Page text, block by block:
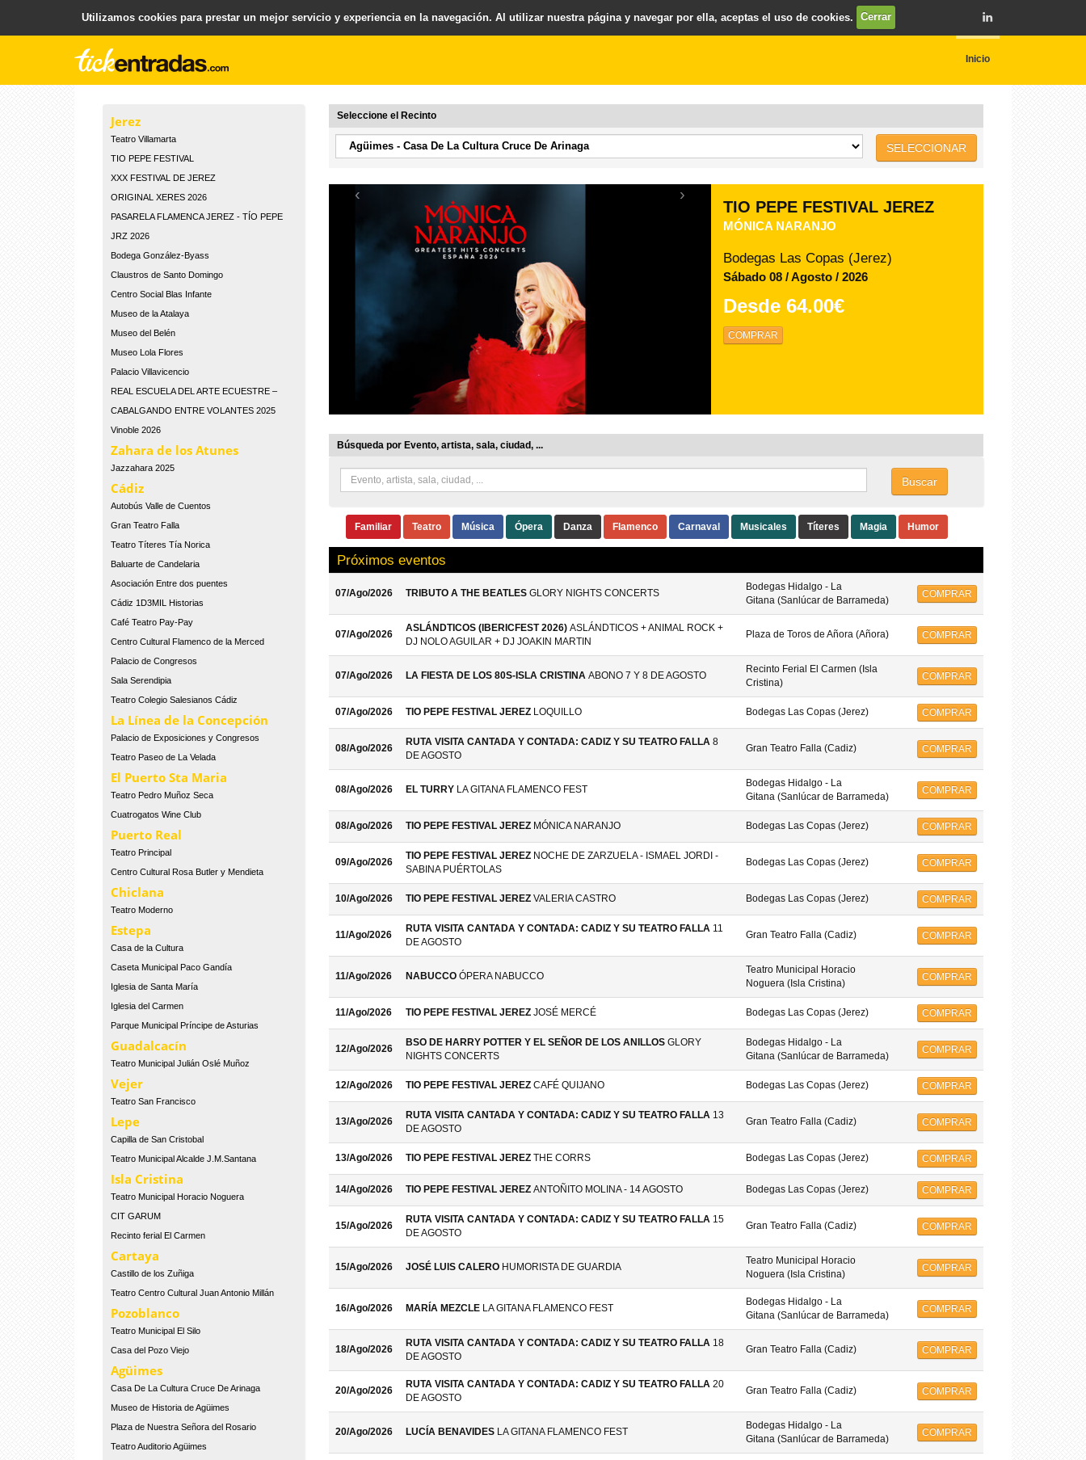
Plataforma para la Venta y Gestion de Entradas .
Inicio
Jerez
Teatro Villamarta
TIO PEPE FESTIVAL
XXX FESTIVAL DE JEREZ
ORIGINAL XERES 2026
PASARELA FLAMENCA JEREZ - TÍO PEPE
JRZ 2026
Bodega González-Byass
Claustros de Santo Domingo
Centro Social Blas Infante
Museo de la Atalaya
Museo del Belén
Museo Lola Flores
Palacio Villavicencio
REAL ESCUELA DEL ARTE ECUESTRE –
CABALGANDO ENTRE VOLANTES 2025
Vinoble 2026
Zahara de los Atunes
Jazzahara 2025
Cádiz
Autobús Valle de Cuentos
Gran Teatro Falla
Teatro Títeres Tía Norica
Baluarte de Candelaria
Asociación Entre dos puentes
Cádiz 1D3MIL Historias
Café Teatro Pay-Pay
Centro Cultural Flamenco de la Merced
Palacio de Congresos
Sala Serendipia
Teatro Colegio Salesianos Cádiz
La Línea de la Concepción
Palacio de Exposiciones y Congresos
Teatro Paseo de La Velada
El Puerto Sta Maria
Teatro Pedro Muñoz Seca
Cuatrogatos Wine Club
Puerto Real
Teatro Principal
Centro Cultural Rosa Butler y Mendieta
Chiclana
Teatro Moderno
Estepa
Casa de la Cultura
Caseta Municipal Paco Gandía
Iglesia de Santa María
Iglesia del Carmen
Parque Municipal Príncipe de Asturias
Guadalcacín
Teatro Municipal Julián Oslé Muñoz
Vejer
Teatro San Francisco
Lepe
Capilla de San Cristobal
Teatro Municipal Alcalde J.M.Santana
Isla Cristina
Teatro Municipal Horacio Noguera
CIT GARUM
Recinto ferial El Carmen
Cartaya
Castillo de los Zuñiga
Teatro Centro Cultural Juan Antonio Millán
Pozoblanco
Teatro Municipal El Silo
Casa del Pozo Viejo
Agüimes
Casa De La Cultura Cruce De Arinaga
Museo de Historia de Agüimes
Plaza de Nuestra Señora del Rosario
Teatro Auditorio Agüimes
Seleccione el Recinto
SELECCIONAR
‹ ›
Los Viernes Flamenco -
Claustros de Santo Domingo
FLAMENCAS DE JEREZ
Claustros de Santo Domingo (Jerez)
Viernes 14 / Agosto / 2026
Desde
Búsqueda por Evento, artista, sala, ciudad, ...
Buscar
Familiar Teatro Música Ópera Danza Flamenco Carnaval Musicales Títeres Magia Humor
Próximos eventos
07/Ago/2026 TRIBUTO A THE BEATLES GLORY NIGHTS CONCERTS
Bodegas Hidalgo - La
Gitana (Sanlúcar de Barrameda)
COMPRAR
07/Ago/2026
ASLÁNDTICOS (IBERICFEST 2026) ASLÁNDTICOS + ANIMAL ROCK +
DJ NOLO AGUILAR + DJ JOAKIN MARTIN
Plaza de Toros de Añora (Añora) COMPRAR
07/Ago/2026 LA FIESTA DE LOS 80S-ISLA CRISTINA ABONO 7 Y 8 DE AGOSTO
Recinto Ferial El Carmen (Isla
Cristina)
COMPRAR
07/Ago/2026 TIO PEPE FESTIVAL JEREZ LOQUILLO Bodegas Las Copas (Jerez) COMPRAR
08/Ago/2026
RUTA VISITA CANTADA Y CONTADA: CADIZ Y SU TEATRO FALLA 8
DE AGOSTO
Gran Teatro Falla (Cadiz) COMPRAR
08/Ago/2026 EL TURRY LA GITANA FLAMENCO FEST
Bodegas Hidalgo - La
Gitana (Sanlúcar de Barrameda)
COMPRAR
08/Ago/2026 TIO PEPE FESTIVAL JEREZ MÓNICA NARANJO Bodegas Las Copas (Jerez) COMPRAR
09/Ago/2026
TIO PEPE FESTIVAL JEREZ NOCHE DE ZARZUELA - ISMAEL JORDI -
SABINA PUÉRTOLAS
Bodegas Las Copas (Jerez) COMPRAR
10/Ago/2026 TIO PEPE FESTIVAL JEREZ VALERIA CASTRO Bodegas Las Copas (Jerez) COMPRAR
11/Ago/2026
RUTA VISITA CANTADA Y CONTADA: CADIZ Y SU TEATRO FALLA 11
DE AGOSTO
Gran Teatro Falla (Cadiz) COMPRAR
11/Ago/2026 NABUCCO ÓPERA NABUCCO
Teatro Municipal Horacio
Noguera (Isla Cristina)
COMPRAR
11/Ago/2026 TIO PEPE FESTIVAL JEREZ JOSÉ MERCÉ Bodegas Las Copas (Jerez) COMPRAR
12/Ago/2026
BSO DE HARRY POTTER Y EL SEÑOR DE LOS ANILLOS GLORY
NIGHTS CONCERTS
Bodegas Hidalgo - La
Gitana (Sanlúcar de Barrameda)
COMPRAR
12/Ago/2026 TIO PEPE FESTIVAL JEREZ CAFÉ QUIJANO Bodegas Las Copas (Jerez) COMPRAR
13/Ago/2026
RUTA VISITA CANTADA Y CONTADA: CADIZ Y SU TEATRO FALLA 13
DE AGOSTO
Gran Teatro Falla (Cadiz) COMPRAR
13/Ago/2026 TIO PEPE FESTIVAL JEREZ THE CORRS Bodegas Las Copas (Jerez) COMPRAR
14/Ago/2026 TIO PEPE FESTIVAL JEREZ ANTOÑITO MOLINA - 14 AGOSTO Bodegas Las Copas (Jerez) COMPRAR
15/Ago/2026
RUTA VISITA CANTADA Y CONTADA: CADIZ Y SU TEATRO FALLA 15
DE AGOSTO
Gran Teatro Falla (Cadiz) COMPRAR
15/Ago/2026 JOSÉ LUIS CALERO HUMORISTA DE GUARDIA
Teatro Municipal Horacio
Noguera (Isla Cristina)
COMPRAR
16/Ago/2026 MARÍA MEZCLE LA GITANA FLAMENCO FEST
Bodegas Hidalgo - La
Gitana (Sanlúcar de Barrameda)
COMPRAR
18/Ago/2026
RUTA VISITA CANTADA Y CONTADA: CADIZ Y SU TEATRO FALLA 18
DE AGOSTO
Gran Teatro Falla (Cadiz) COMPRAR
20/Ago/2026
RUTA VISITA CANTADA Y CONTADA: CADIZ Y SU TEATRO FALLA 20
DE AGOSTO
Gran Teatro Falla (Cadiz) COMPRAR
20/Ago/2026 LUCÍA BENAVIDES LA GITANA FLAMENCO FEST
Bodegas Hidalgo - La
Gitana (Sanlúcar de Barrameda)
COMPRAR
Utilizamos cookies para prestar un mejor servicio y experiencia en la navegación. Al utilizar nuestra página y navegar por ella, aceptas el uso de cookies. Cerrar